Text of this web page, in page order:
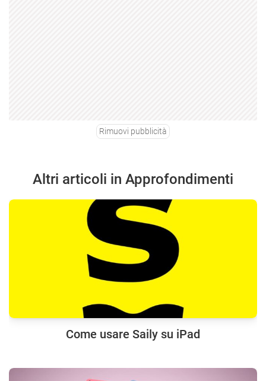
Rimuovi pubblicità
Altri articoli in Approfondimenti
Come usare Saily su iPad